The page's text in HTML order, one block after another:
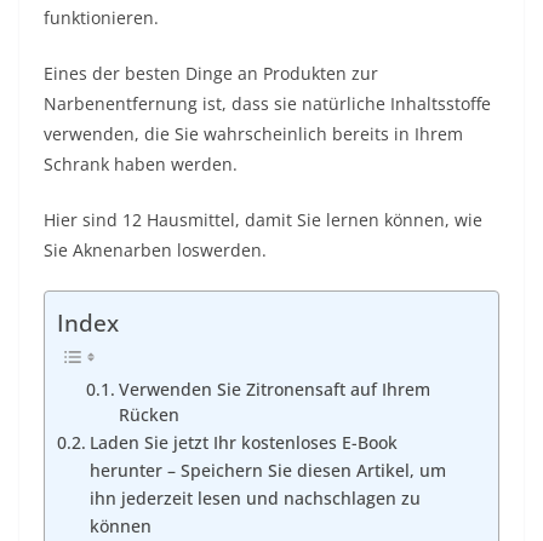
funktionieren.
Eines der besten Dinge an Produkten zur
Narbenentfernung ist, dass sie natürliche Inhaltsstoffe
verwenden, die Sie wahrscheinlich bereits in Ihrem
Schrank haben werden.
Hier sind 12 Hausmittel, damit Sie lernen können, wie
Sie Aknenarben loswerden.
Index
Verwenden Sie Zitronensaft auf Ihrem
Rücken
Laden Sie jetzt Ihr kostenloses E-Book
herunter – Speichern Sie diesen Artikel, um
ihn jederzeit lesen und nachschlagen zu
können